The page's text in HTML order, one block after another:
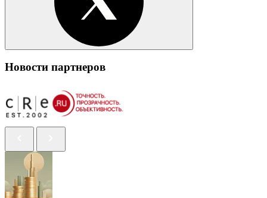
Новости партнеров